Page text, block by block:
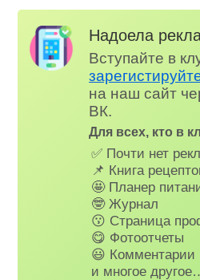
Надоела
Вступайте в
на наш сайт
ВК.
Для всех, кто в
✅ Почти нет
📌 Книга
🤩 Планер
🤓 Журнал
😗 Страница
😋 Фотоотчеты
😃 Комментарии
и многое